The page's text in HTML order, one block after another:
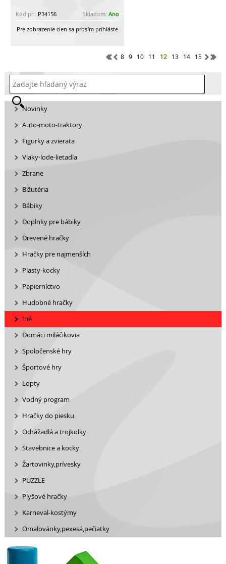
Kód pr.: P34156 Skladom: Ano
Pre zobrazenie cien sa prosím prihláste
8 9 10 11 12 13 14 15
Novinky
Auto-moto-traktory
Figurky a zvierata
Vlaky-lode-lietadla
Zbrane
Bižutéria
Bábiky
Doplnky pre bábiky
Drevené hračky
Hračky pre najmenších
Plasty-kocky
Papierníctvo
Hudobné hračky
Iné
Domáci miláčikovia
Spoločenské hry
Športové hry
Lopty
Vodný program
Hračky do piesku
Odrážadlá a trojkolky
Stavebnice a kocky
Žartovinky,prívesky
PUZZLE
Plyšové hračky
Karneval-kostýmy
Omalovánky,pexesá,pečiatky